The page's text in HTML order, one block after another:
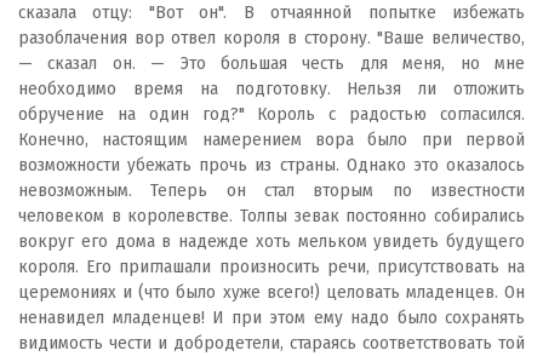
сказала отцу: "Вот он". В отчаянной попытке избежать
разоблачения вор отвел короля в сторону. "Ваше величество,
— сказал он. — Это большая честь для меня, но мне
необходимо время на подготовку. Нельзя ли отложить
обручение на один год?" Король с радостью согласился.
Конечно, настоящим намерением вора было при первой
возможности убежать прочь из страны. Однако это оказалось
невозможным. Теперь он стал вторым по известности
человеком в королевстве. Толпы зевак постоянно собирались
вокруг его дома в надежде хоть мельком увидеть будущего
короля. Его приглашали произносить речи, присутствовать на
церемониях и (что было хуже всего!) целовать младенцев. Он
ненавидел младенцев! И при этом ему надо было сохранять
видимость чести и добродетели, стараясь соответствовать той